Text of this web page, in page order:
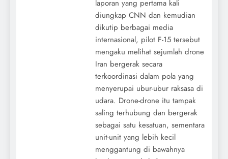
laporan yang pertama kali
diungkap CNN dan kemudian
dikutip berbagai media
internasional, pilot F-15 tersebut
mengaku melihat sejumlah drone
Iran bergerak secara
terkoordinasi dalam pola yang
menyerupai ubur-ubur raksasa di
udara. Drone-drone itu tampak
saling terhubung dan bergerak
sebagai satu kesatuan, sementara
unit-unit yang lebih kecil
menggantung di bawahnya